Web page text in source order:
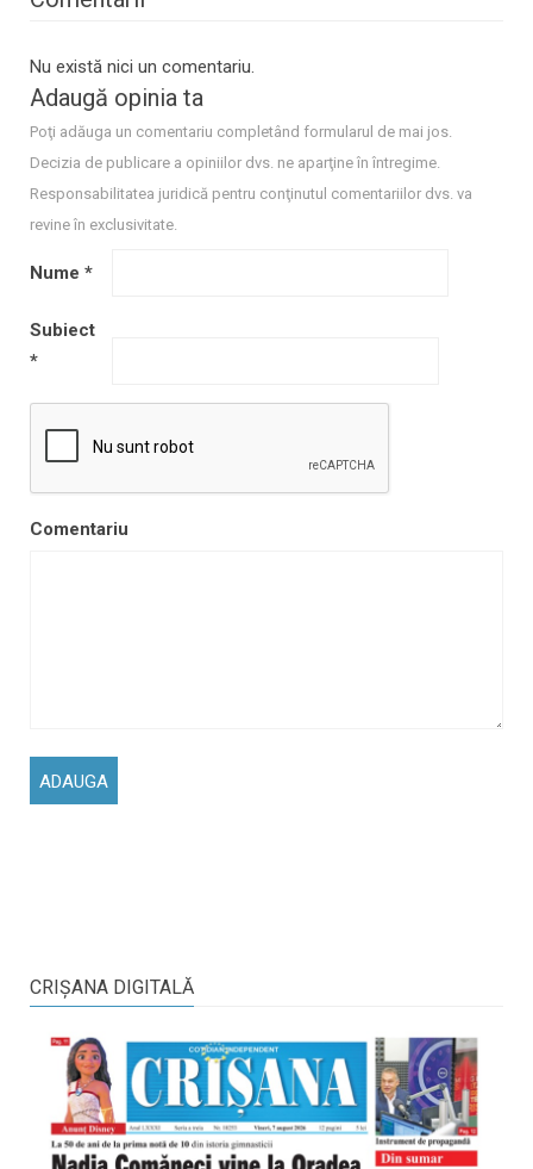
Nu există nici un comentariu.
Adaugă opinia ta
Poţi adăuga un comentariu completând formularul de mai jos.
Decizia de publicare a opiniilor dvs. ne aparţine în întregime.
Responsabilitatea juridică pentru conţinutul comentariilor dvs. va
revine în exclusivitate.
Nume *
Subiect
*
Comentariu
CRIŞANA DIGITALĂ